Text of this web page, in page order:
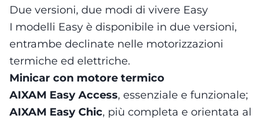
Due versioni, due modi di vivere Easy
I modelli Easy è disponibile in due versioni,
entrambe declinate nelle motorizzazioni
termiche ed elettriche.
Minicar con motore termico
AIXAM Easy Access, essenziale e funzionale;
AIXAM Easy Chic, più completa e orientata al